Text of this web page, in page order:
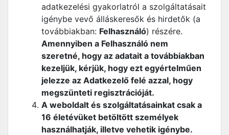
adatkezelési gyakorlatról a szolgáltatásait
igénybe vevő álláskeresők és hirdetők (a
továbbiakban: Felhasználó) részére.
Amennyiben a Felhasználó nem
szeretné, hogy az adatait a továbbiakban
kezeljük, kérjük, hogy ezt egyértelműen
jelezze az Adatkezelő felé azzal, hogy
megszünteti regisztrációját.
A weboldalt és szolgáltatásainkat csak a
16 életévüket betöltött személyek
használhatják, illetve vehetik igénybe.